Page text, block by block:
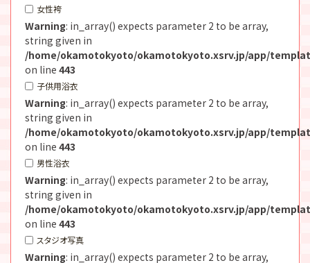
女性袴
Warning: in_array() expects parameter 2 to be array,
string given in
/home/okamotokyoto/okamotokyoto.xsrv.jp/app/
on line 443
子供用浴衣
Warning: in_array() expects parameter 2 to be array,
string given in
/home/okamotokyoto/okamotokyoto.xsrv.jp/app/
on line 443
男性浴衣
Warning: in_array() expects parameter 2 to be array,
string given in
/home/okamotokyoto/okamotokyoto.xsrv.jp/app/
on line 443
スタジオ写真
Warning: in_array() expects parameter 2 to be array,